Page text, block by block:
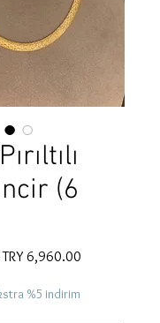
(6
TRY 6,960.00
%5 indirim